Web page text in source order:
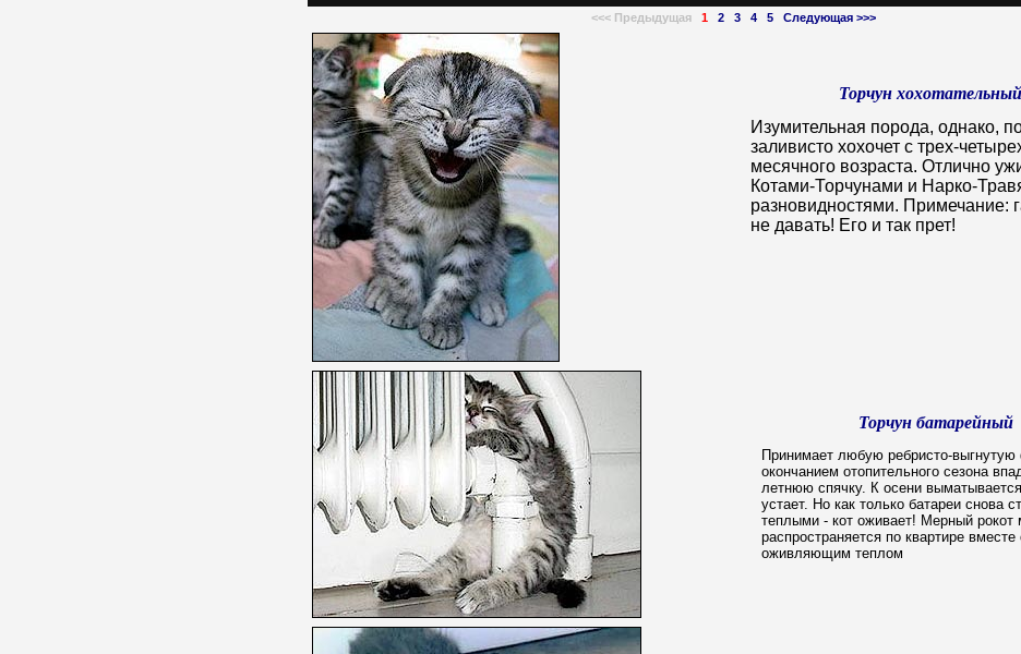
<<<Предыдущая 1 2 3 4 5 Следующая >>>
Торчун хохотательный
Изумительная порода, однако,
заливисто хохочет с трех-
месячного возраста. Отлично
Котами-Торчунами и Нарко-
разновидностями. Примечание:
не давать! Его и так прет!
Торчун батарейный
Принимает любую ребристо-
окончанием отопительного сезона
летнюю спячку. К осени
устает. Но как только батареи снова
теплыми - кот оживает! Мерный рокот
распространяется по квартире вместе
оживляющим теплом